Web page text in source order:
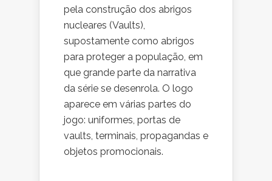
pela construção dos abrigos
nucleares (Vaults),
supostamente como abrigos
para proteger a população, em
que grande parte da narrativa
da série se desenrola. O logo
aparece em várias partes do
jogo: uniformes, portas de
vaults, terminais, propagandas e
objetos promocionais.